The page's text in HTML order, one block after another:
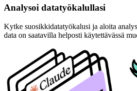
Analysoi datatyökalullasi
Kytke suosikkidatatyökalusi ja aloita
data on saatavilla helposti käytettävässä